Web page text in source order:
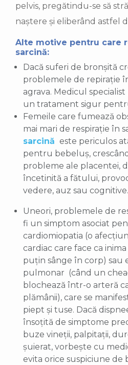
pelvis, pregătindu-se să
naștere și eliberând astfel
Alte motive pentru care
sarcină:
Dacă suferi de bronșită
problemele de repirație
agrava. Medicul
un tratament sigur
Femeile care fumează
mai mari de respirație în
sarcină este periculos
pentru bebeluș,
probleme ale placentei,
încetinită a fătului,
vedere, auz sau cognitive.
Uneori, problemele de
fi un simptom asociat
cardiomiopatia (o
cardiac care face ca
puțin sânge în corp) sau
pulmonar (când un
blochează într-o arteră
plămânii), care se
piept și tuse. Dacă
însoțită de simptome
buze vineții, palpitații,
șuierat, vorbește cu
evita orice suspiciune de